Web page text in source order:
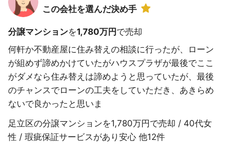
この会社を選んだ決め手
分譲マンションを1,780万円 で売却
何軒か不動産屋に住み替えの相談に行ったが、ローン
が組めず諦めかけていたがハウスプラザが最後でここ
がダメなら住み替えは諦めようと思っていたが、最後
のチャンスでローンの工夫をしていただき、あきらめ
ないで良かったと思いま
足立区の分譲マンションを1,780万円で売却 / 40代女
性 / 瑕疵保証サービスがあり安心 他12件